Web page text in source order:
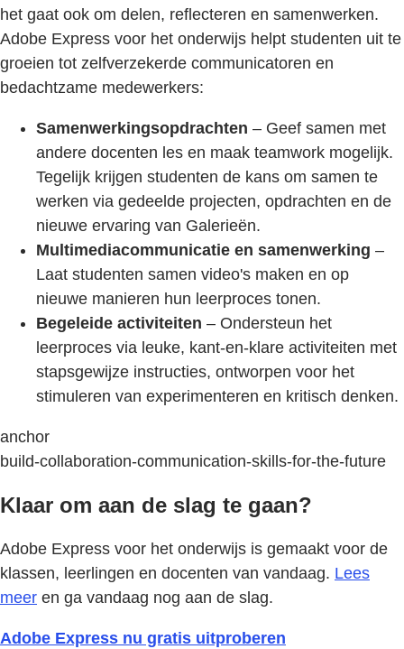
het gaat ook om delen, reflecteren en samenwerken.
Adobe Express voor het onderwijs helpt studenten uit te
groeien tot zelfverzekerde communicatoren en
bedachtzame medewerkers:
Samenwerkingsopdrachten – Geef samen met
andere docenten les en maak teamwork mogelijk.
Tegelijk krijgen studenten de kans om samen te
werken via gedeelde projecten, opdrachten en de
nieuwe ervaring van Galerieën.
Multimediacommunicatie en samenwerking –
Laat studenten samen video's maken en op
nieuwe manieren hun leerproces tonen.
Begeleide activiteiten – Ondersteun het
leerproces via leuke, kant-en-klare activiteiten met
stapsgewijze instructies, ontworpen voor het
stimuleren van experimenteren en kritisch denken.
anchor
build-collaboration-communication-skills-for-the-future
Klaar om aan de slag te gaan?
Adobe Express voor het onderwijs is gemaakt voor de
klassen, leerlingen en docenten van vandaag. Lees
meer en ga vandaag nog aan de slag.
Adobe Express nu gratis uitproberen